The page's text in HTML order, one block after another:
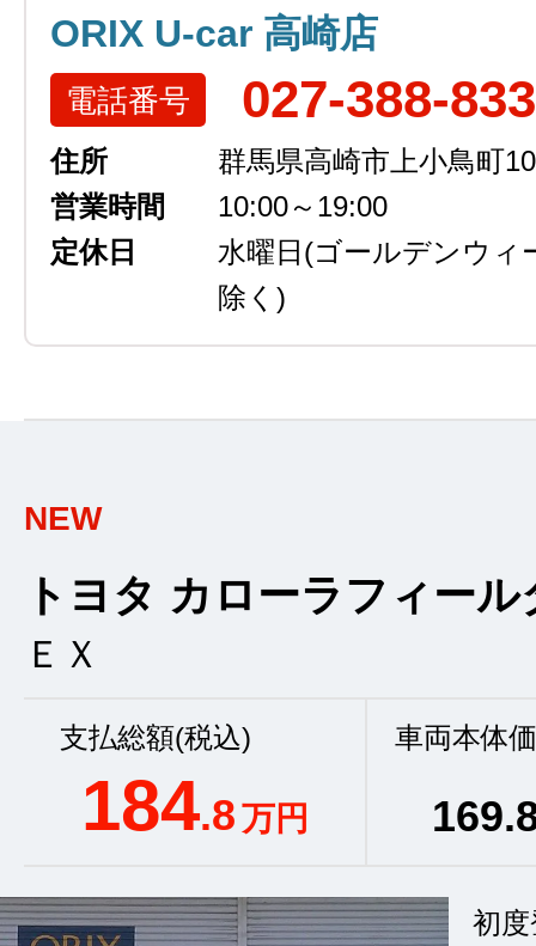
ORIX U-car 高崎店
電話番号 027-388-
住所
群馬県高崎市上小鳥町
営業時間
10:00～19:00
定休日
水曜日 (ゴールデンウィ
除く)
NEW
トヨタ カローラフィー
ＥＸ
支払総額(税込)
184.8万円
車両本体
169
初